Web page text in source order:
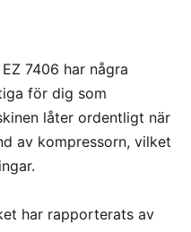
7406 har några
för dig som
låter ordentligt när
av kompressorn, vilket
har rapporterats av